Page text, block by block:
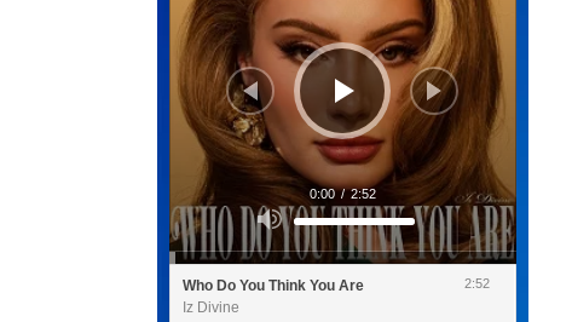
Utilisez
les
flèches
haut/bas
augmenter
0:00 / 2:52
Who Do You Think You Are
Iz Divine
2:52